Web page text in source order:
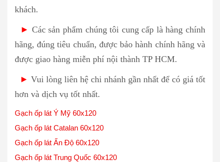
khách.
► Các sản phẩm chúng tôi cung cấp là hàng chính
hãng, đúng tiêu chuẩn, được bảo hành chính hãng và
được giao hàng miễn phí nội thành TP HCM.
► Vui lòng liên hệ chi nhánh gần nhất để có giá tốt
hơn và dịch vụ tốt nhất.
Gạch ốp lát Ý Mỹ 60x120
Gạch ốp lát Catalan 60x120
Gạch ốp lát Ấn Độ 60x120
Gạch ốp lát Trung Quốc 60x120